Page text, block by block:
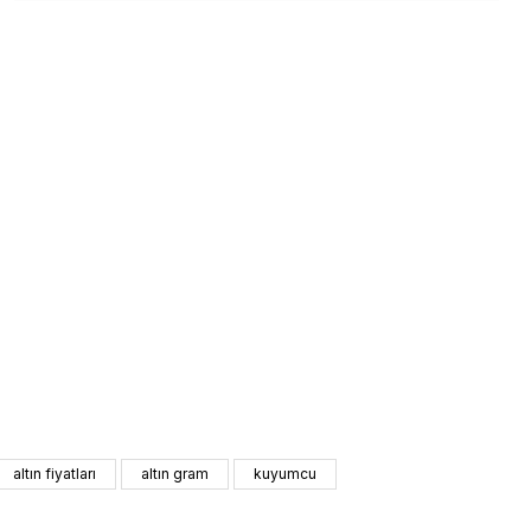
altın fiyatları altın gram kuyumcu